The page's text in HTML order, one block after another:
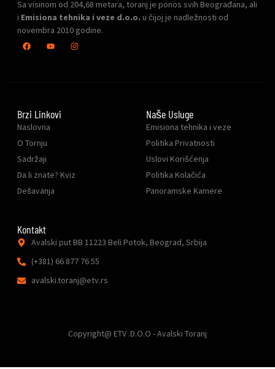
Sa visinom od 204,68 metara, toranj je ponos svih Beograđana, ali
i Emisiona tehnika i veze d.o.o. u čijoj je nadležnosti od
novembra 2010 godine.
Brzi Linkovi
Naslovna
O Tornju
Sadržaji
Da li znate? Kviz
Dešavanja
Naše Usluge
Emisiona tehnika i veze
Politika Privatnosti
Uslovi Korišćenja
Politika Kolačića
Panoramske Kamere
Kontakt
Avalski put BB 11223 Beli Potok, Beograd, Srbija
(+381) 66 877 76 55
avalski.toranj@etv.rs
Copyright@ ETV .D.O.O - Avalski Toranj